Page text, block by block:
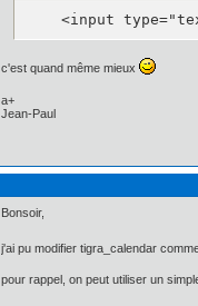
<input
c'est quand même mieux
a+
Jean-Paul
Bonsoir,
j'ai pu modifier tigra_calendar
pour rappel, on peut utiliser un